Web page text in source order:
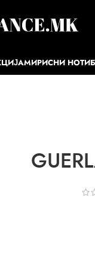
МИРИСНИ НОТИ